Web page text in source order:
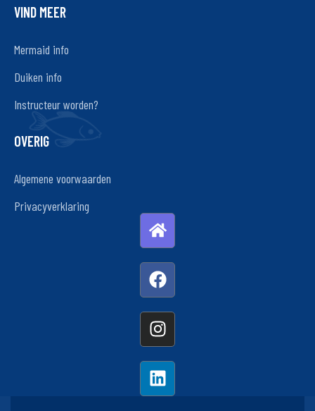
VIND MEER
Mermaid info
Duiken info
Instructeur worden?
OVERIG
Algemene voorwaarden
Privacyverklaring